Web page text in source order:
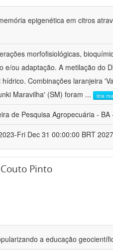
epigenética em citros
morfofisiológicas,
e/ou adaptação. A metilação do
Combinações laranjeira
Maravilha' (SM) foram ... leia
de Pesquisa Agropecuária - BA
Fri Dec 31 00:00:00 BRT 2027
Pinto
a educação